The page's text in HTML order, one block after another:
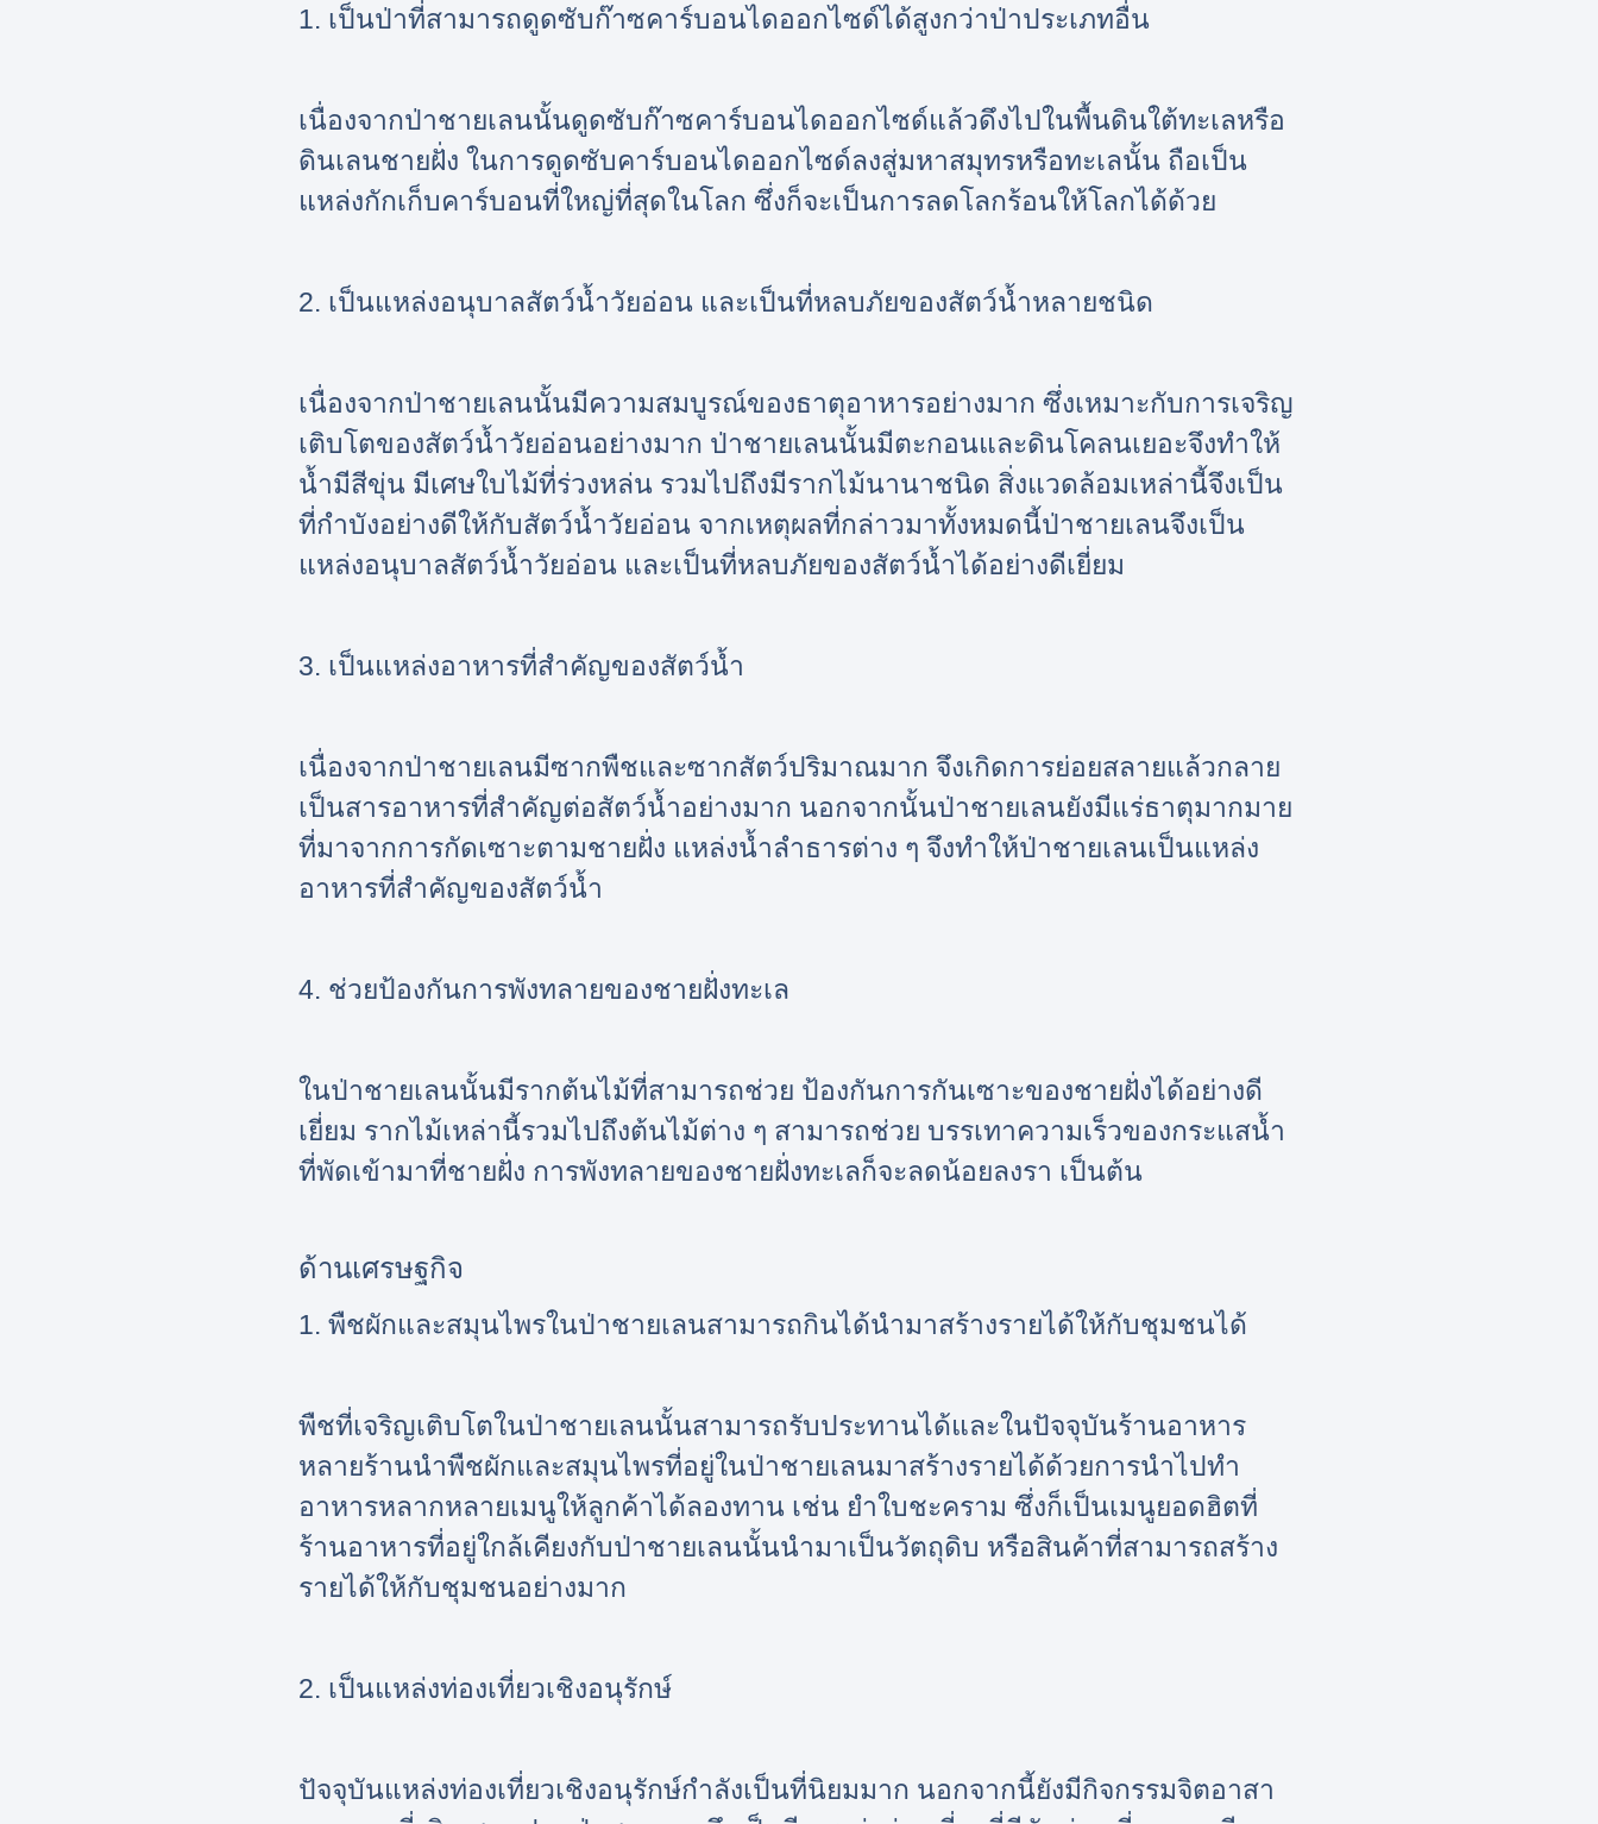
1. เป็นป่าที่สามารถดูดซับก๊าซคาร์บอนไดออกไซด์ได้สูงกว่าป่าประเภทอื่น
เนื่องจากป่าชายเลนนั้นดูดซับก๊าซคาร์บอนไดออกไซด์แล้วดึงไปในพื้นดินใต้ทะเลหรือ
ดินเลนชายฝั่ง ในการดูดซับคาร์บอนไดออกไซด์ลงสู่มหาสมุทรหรือทะเลนั้น ถือเป็น
แหล่งกักเก็บคาร์บอนที่ใหญ่ที่สุดในโลก ซึ่งก็จะเป็นการลดโลกร้อนให้โลกได้ด้วย
2. เป็นแหล่งอนุบาลสัตว์น้ำวัยอ่อน และเป็นที่หลบภัยของสัตว์น้ำหลายชนิด
เนื่องจากป่าชายเลนนั้นมีความสมบูรณ์ของธาตุอาหารอย่างมาก ซึ่งเหมาะกับการเจริญ
เติบโตของสัตว์น้ำวัยอ่อนอย่างมาก ป่าชายเลนนั้นมีตะกอนและดินโคลนเยอะจึงทำให้
น้ำมีสีขุ่น มีเศษใบไม้ที่ร่วงหล่น รวมไปถึงมีรากไม้นานาชนิด สิ่งแวดล้อมเหล่านี้จึงเป็น
ที่กำบังอย่างดีให้กับสัตว์น้ำวัยอ่อน จากเหตุผลที่กล่าวมาทั้งหมดนี้ป่าชายเลนจึงเป็น
แหล่งอนุบาลสัตว์น้ำวัยอ่อน และเป็นที่หลบภัยของสัตว์น้ำได้อย่างดีเยี่ยม
3. เป็นแหล่งอาหารที่สำคัญของสัตว์น้ำ
เนื่องจากป่าชายเลนมีซากพืชและซากสัตว์ปริมาณมาก จึงเกิดการย่อยสลายแล้วกลาย
เป็นสารอาหารที่สำคัญต่อสัตว์น้ำอย่างมาก นอกจากนั้นป่าชายเลนยังมีแร่ธาตุมากมาย
ที่มาจากการกัดเซาะตามชายฝั่ง แหล่งน้ำลำธารต่าง ๆ จึงทำให้ป่าชายเลนเป็นแหล่ง
อาหารที่สำคัญของสัตว์น้ำ
4. ช่วยป้องกันการพังทลายของชายฝั่งทะเล
ในป่าชายเลนนั้นมีรากต้นไม้ที่สามารถช่วย ป้องกันการกันเซาะของชายฝั่งได้อย่างดี
เยี่ยม รากไม้เหล่านี้รวมไปถึงต้นไม้ต่าง ๆ สามารถช่วย บรรเทาความเร็วของกระแสน้ำ
ที่พัดเข้ามาที่ชายฝั่ง การพังทลายของชายฝั่งทะเลก็จะลดน้อยลงรา เป็นต้น
ด้านเศรษฐกิจ
1. พืชผักและสมุนไพรในป่าชายเลนสามารถกินได้นำมาสร้างรายได้ให้กับชุมชนได้
พืชที่เจริญเติบโตในป่าชายเลนนั้นสามารถรับประทานได้และในปัจจุบันร้านอาหาร
หลายร้านนำพืชผักและสมุนไพรที่อยู่ในป่าชายเลนมาสร้างรายได้ด้วยการนำไปทำ
อาหารหลากหลายเมนูให้ลูกค้าได้ลองทาน เช่น ยำใบชะคราม ซึ่งก็เป็นเมนูยอดฮิตที่
ร้านอาหารที่อยู่ใกล้เคียงกับป่าชายเลนนั้นนำมาเป็นวัตถุดิบ หรือสินค้าที่สามารถสร้าง
รายได้ให้กับชุมชนอย่างมาก
2. เป็นแหล่งท่องเที่ยวเชิงอนุรักษ์
ปัจจุบันแหล่งท่องเที่ยวเชิงอนุรักษ์กำลังเป็นที่นิยมมาก นอกจากนี้ยังมีกิจกรรมจิตอาสา